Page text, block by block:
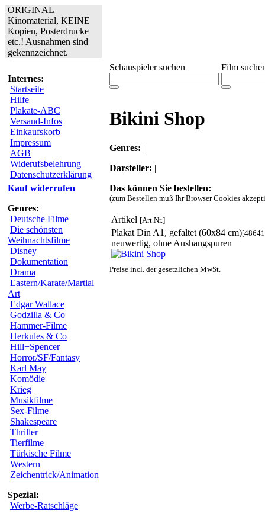
ORIGINAL
Kinomaterial, KEINE
Kopien, Posterdrucke
etc.! Ausnahmen sind
gekennzeichnet.
Internes:
Startseite
Hilfe
Plakate-ABC
Versand-Infos
Einkaufskorb
Impressum
AGB
Widerufsbelehrung
Datenschutzerklärung
Kauf widerrufen
Genres:
Deutsche Filme
Die schönsten
Weihnachtsfilme
Disney
Dokumentation
Drama
Eastern/Karate/Martial
Art
Edgar Wallace
Godzilla & Co
Hammer-Filme
Herkules & Co
Hill+Spencer
Horror/SF/Fantasy
Karl May
Komödie
Krieg
Musikfilme
Sex-Filme
Shakespeare
Thriller
Tierfilme
Türkische Filme
Western
Zeichentrick/Animation
Spezial:
Werbe-Ratschläge
Schauspieler suchen Film
Bikini Shop
Genres: |
Darsteller: |
Das können Sie bestellen:
(zum Bestellen muß Ihr Browser Cookies
Artikel [Art.Nr.]
Plakat Din A1, gefaltet (60x84 cm)
neuwertig, ohne Aushangspuren
Preise incl. der gesetzlichen MwSt.